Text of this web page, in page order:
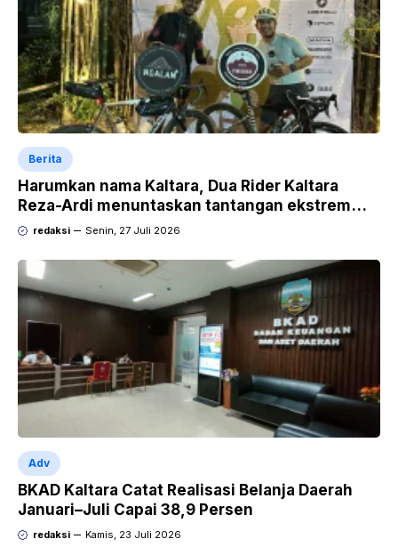
Berita
Harumkan nama Kaltara, Dua Rider Kaltara
Reza-Ardi menuntaskan tantangan ekstrem
Audax Malang 300 KM
redaksi Senin, 27 Juli 2026
Adv
BKAD Kaltara Catat Realisasi Belanja Daerah
Januari–Juli Capai 38,9 Persen
redaksi Kamis, 23 Juli 2026